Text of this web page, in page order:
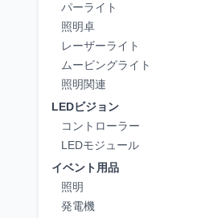
パーライト
照明卓
レーザーライト
ムービングライト
照明関連
LEDビジョン
コントローラー
LEDモジュール
イベント用品
照明
発電機